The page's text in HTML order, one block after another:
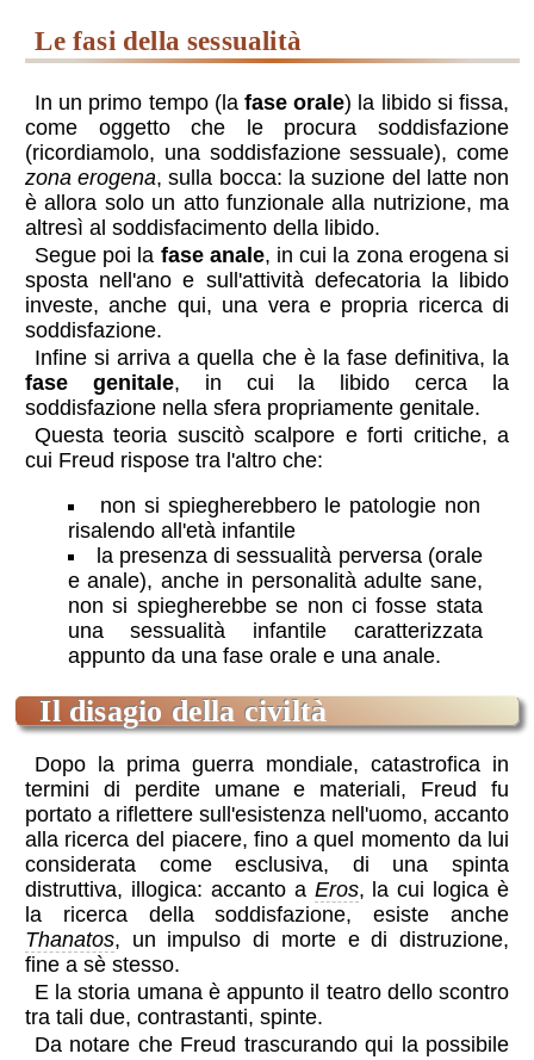
le fasi della sessualità
In un primo tempo (la fase orale) la libido si fissa,
come oggetto che le procura soddisfazione
(ricordiamolo, una soddisfazione sessuale), come
zona erogena, sulla bocca: la suzione del latte non
è allora solo un atto funzionale alla nutrizione, ma
altresì al soddisfacimento della libido.
Segue poi la fase anale, in cui la zona erogena si
sposta nell'ano e sull'attività defecatoria la libido
investe, anche qui, una vera e propria ricerca di
soddisfazione.
Infine si arriva a quella che è la fase definitiva, la
fase genitale, in cui la libido cerca la
soddisfazione nella sfera propriamente genitale.
Questa teoria suscitò scalpore e forti critiche, a
cui Freud rispose tra l'altro che:
non si spiegherebbero le patologie non
risalendo all'età infantile
la presenza di sessualità perversa (orale
e anale), anche in personalità adulte sane,
non si spiegherebbe se non ci fosse stata
una sessualità infantile caratterizzata
appunto da una fase orale e una anale.
il disagio della civiltà
Dopo la prima guerra mondiale, catastrofica in
termini di perdite umane e materiali, Freud fu
portato a riflettere sull'esistenza nell'uomo, accanto
alla ricerca del piacere, fino a quel momento da lui
considerata come esclusiva, di una spinta
distruttiva, illogica: accanto a Eros, la cui logica è
la ricerca della soddisfazione, esiste anche
Thanatos, un impulso di morte e di distruzione,
fine a sè stesso.
E la storia umana è appunto il teatro dello scontro
tra tali due, contrastanti, spinte.
Da notare che Freud trascurando qui la possibile